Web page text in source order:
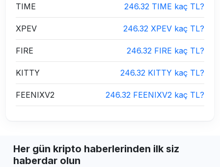
TIME 246.32 TIME kaç TL?
XPEV 246.32 XPEV kaç TL?
FIRE 246.32 FIRE kaç TL?
KITTY 246.32 KITTY kaç TL?
FEENIXV2 246.32 FEENIXV2 kaç TL?
Her gün kripto haberlerinden ilk siz
haberdar olun